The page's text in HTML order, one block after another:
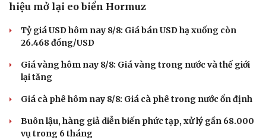
Văn hóa
Sân khấu - Điện ảnh
Văn học
Di sản
Nghệ sĩ
hiệu mở lại eo biển Hormuz
Tỷ giá USD hôm nay 8/8: Giá bán USD hạ xuống còn
26.468 đồng/USD
Giá vàng hôm nay 8/8: Giá vàng trong nước và thế giới
lại tăng
Giá cà phê hôm nay 8/8: Giá cà phê trong nước ổn định
Buôn lậu, hàng giả diễn biến phức tạp, xử lý gần 68.000
vụ trong 6 tháng